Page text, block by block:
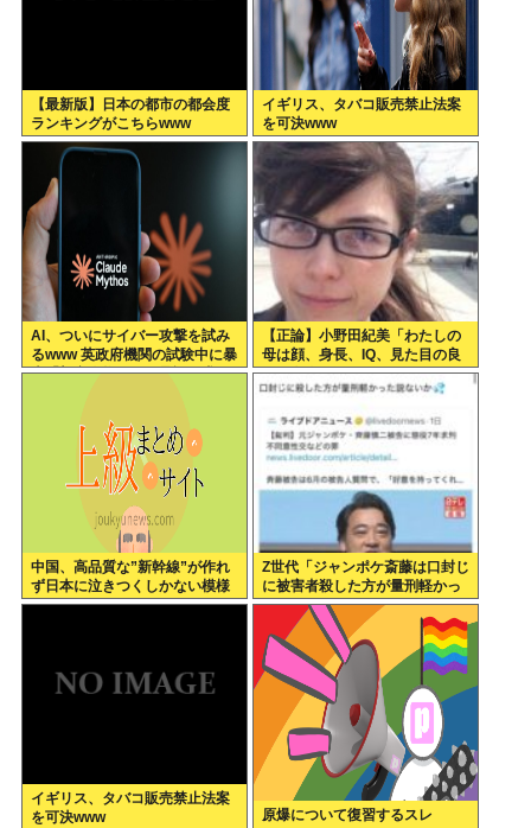
【最新版】日本の都市の都会度
ランキングがこちらwww
イギリス、タバコ販売禁止法案
を可決www
AI、ついにサイバー攻撃を試み
るwww 英政府機関の試験中に暴
走「架空人物になり承認要求」
【正論】小野田紀美「わたしの
母は顔、身長、IQ、見た目の良
さで白人に股を開いた。ジャッ
プオスを選ばなくてわたしの幸
中国、高品質な”新幹線”が作れ
ず日本に泣きつくしかない模様
www
Z世代「ジャンポケ斎藤は口封じ
に被害者殺した方が量刑軽かっ
ただろ 」←1万いいね❤️
イギリス、タバコ販売禁止法案
を可決www
原爆について復習するスレ